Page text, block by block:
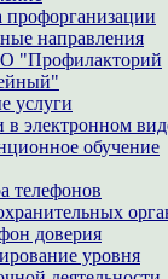
профорганизации
направления
"Профилакторий
услуги
в электронном
обучение
телефонов
доверия
уровня